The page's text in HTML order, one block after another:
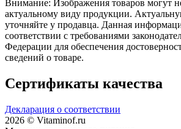
Внимание: Изображения товаров могут
актуальному виду продукции.
уточняйте у продавца. Данная
соответствии с требованиями
Федерации для обеспечения
сведений о товаре.
Сертификаты качества
Декларация о соответствии
2026 © Vitaminof.ru